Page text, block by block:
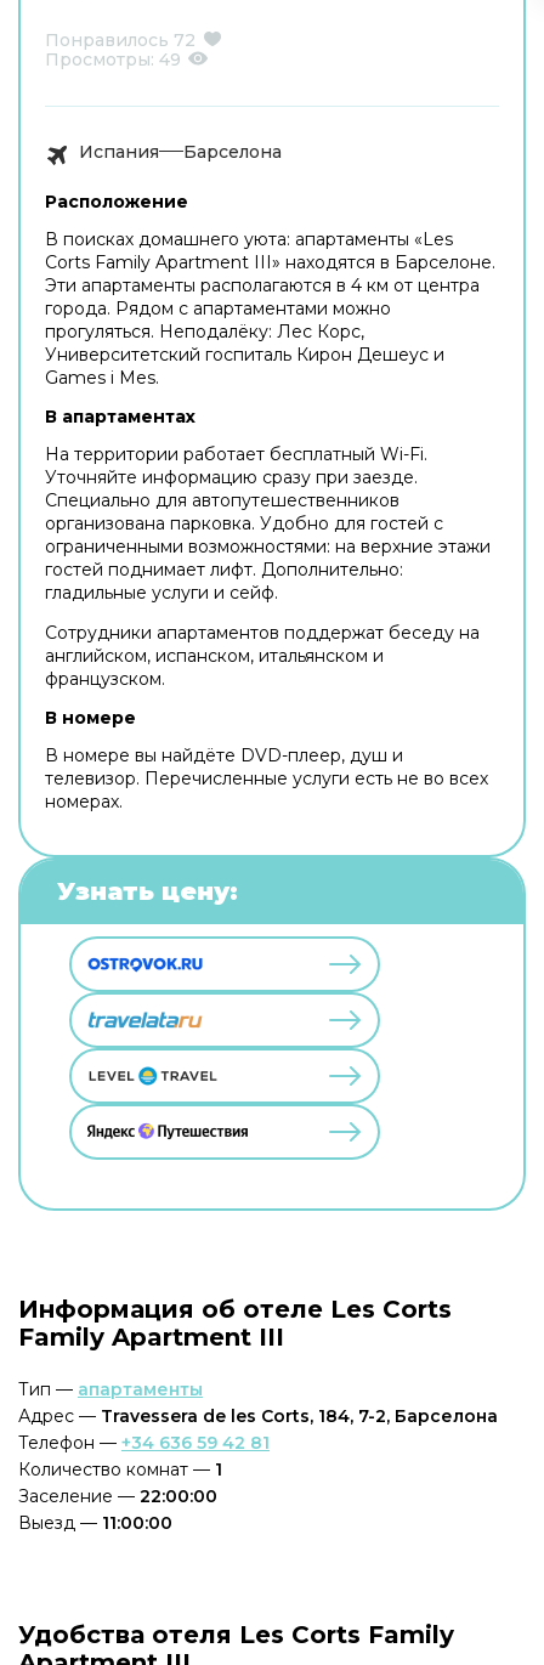
Понравилось 72
Просмотры: 49
Испания Барселона
Расположение
В поисках домашнего уюта: апартаменты «Les
Corts Family Apartment III» находятся в Барселоне.
Эти апартаменты располагаются в 4 км от центра
города. Рядом с апартаментами можно
прогуляться. Неподалёку: Лес Корс,
Университетский госпиталь Кирон Дешеус и
Games i Mes.
В апартаментах
На территории работает бесплатный Wi-Fi.
Уточняйте информацию сразу при заезде.
Специально для автопутешественников
организована парковка. Удобно для гостей с
ограниченными возможностями: на верхние этажи
гостей поднимает лифт. Дополнительно:
гладильные услуги и сейф.
Сотрудники апартаментов поддержат беседу на
английском, испанском, итальянском и
французском.
В номере
В номере вы найдёте DVD-плеер, душ и
телевизор. Перечисленные услуги есть не во всех
номерах.
Узнать цену:
Информация об отеле Les Corts
Family Apartment III
Тип — апартаменты
Адрес — Travessera de les Corts, 184, 7-2, Барселона
Телефон — +34 636 59 42 81
Количество комнат — 1
Заселение — 22:00:00
Выезд — 11:00:00
Удобства отеля Les Corts Family